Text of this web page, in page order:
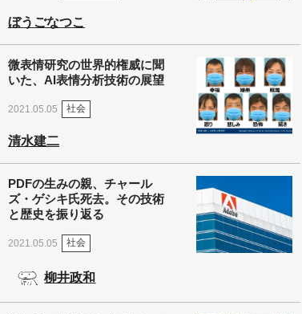
ぼうごなつこ
微表情研究の世界的権威に聞
いた、AI表情分析技術の展望
2021.05.05 社会
清水建二
PDFの生みの親、チャール
ズ・ゲシキ氏死去。その技術
と歴史を振り返る
2021.05.05 社会
柳井政和